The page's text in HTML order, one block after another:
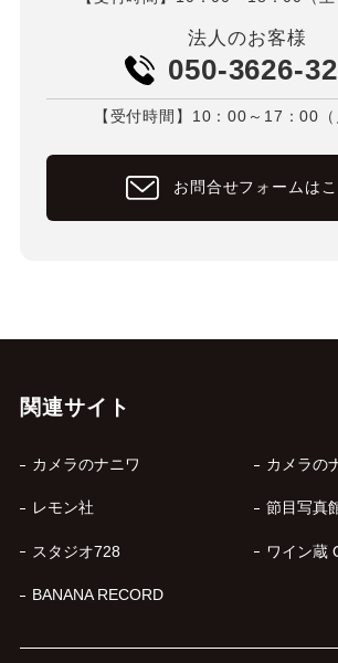
法人のお客様
050-3626-
【受付時間】10：00～17：00（
お問合せフォームはこ
関連サイト
カメラのナニワ カメラの
レモン社 節目写真
スタジオ728 ワイン蔵
BANANA RECORD